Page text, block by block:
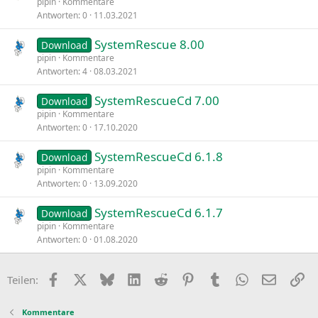
Antworten 0 11.03.2021
Download SystemRescue 8.00
pipin Kommentare
Antworten 4 08.03.2021
Download SystemRescueCd 7.00
pipin Kommentare
Antworten 0 17.10.2020
Download SystemRescueCd 6.1.8
pipin Kommentare
Antworten 0 13.09.2020
Download SystemRescueCd 6.1.7
pipin Kommentare
Antworten 0 01.08.2020
Teilen: Facebook BlueskyLinkedIn
Reddit PinterestTumblr WhatsApp
E-Mail
Kommentare